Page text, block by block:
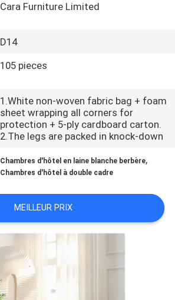
Cara Furniture Limited
D14
105 pieces
1.White non-woven fabric bag + foam
sheet wrapping all corners for
protection + 5-ply cardboard carton.
2.The legs are packed in knock-down
Chambres d'hôtel en laine blanche berbère,
Chambres d'hôtel à double cadre
MEILLEUR PRIX